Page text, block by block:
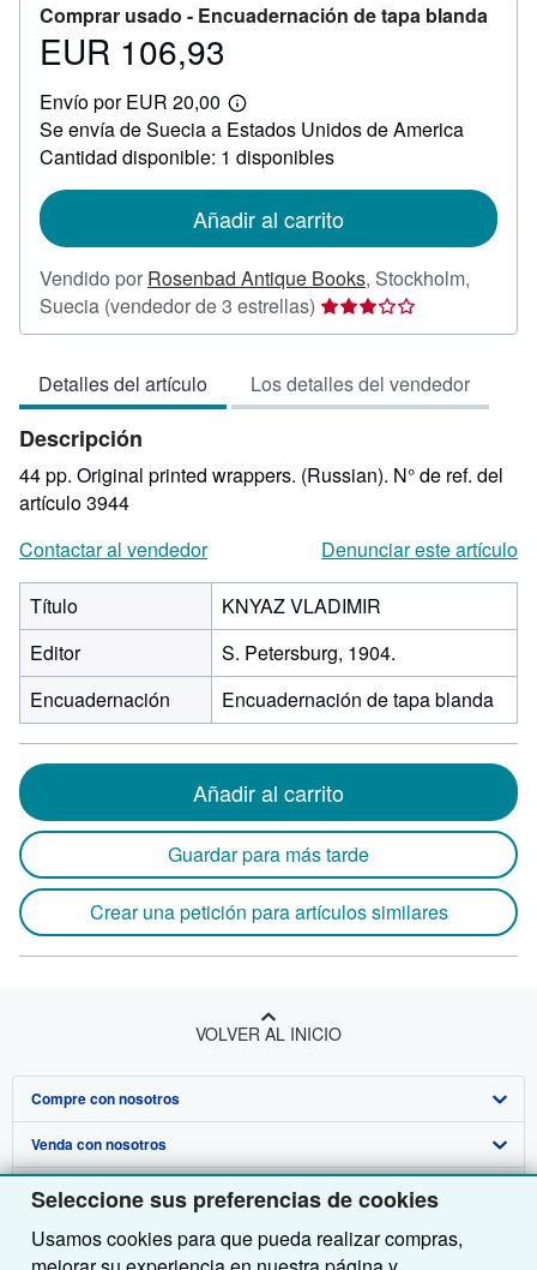
Seleccione sus preferencias de cookies
Usamos cookies para que pueda realizar compras,
Comprar usado - Encuadernación de tapa blanda
Precio
106,93
EUR 106,93
Envío por EUR 20,00
Más
información
sobre
las
envío
Se envía de Suecia a Estados Unidos de America
Cantidad disponible: 1 disponibles
Añadir al carrito
Vendido por Rosenbad Antique Books, Stockholm,
Suecia (vendedor de 3 estrellas) Calificación
del
3
de
estrellas
Detalles del artículo Los detalles del vendedor
Descripción
44 pp. Original printed wrappers. (Russian). N° de ref. del
artículo 3944
Contactar al vendedor
Denunciar este artículo
Título
KNYAZ VLADIMIR
Editor
S. Petersburg, 1904.
Encuadernación
Encuadernación de tapa blanda
Añadir al carrito
Guardar para más tarde
Crear una petición para artículos similares
VOLVER AL INICIO
Compre con nosotros
Búsqueda avanzada
Colecciones
Mi cuenta
Venda con nosotros
Comenzar a vender
Únase a nuestro programa de afiliados
Sobre nosotros
Sobre IberLibro
Obtener Ayuda